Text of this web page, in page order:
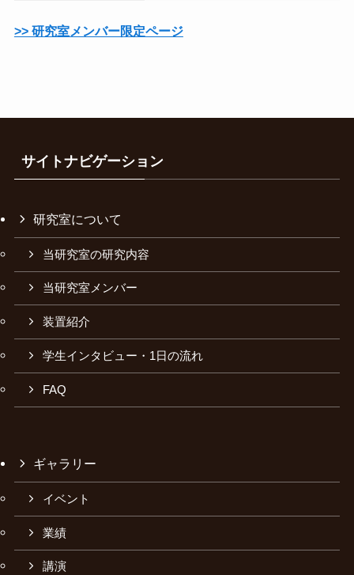
>> 研究室メンバー限定ページ
サイトナビゲーション
研究室について
当研究室の研究内容
当研究室メンバー
装置紹介
学生インタビュー・1日の流れ
FAQ
ギャラリー
イベント
業績
講演